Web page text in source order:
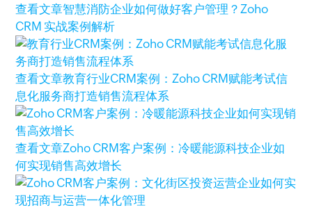
查看文章智慧消防企业如何做好客户管理？Zoho
CRM 实战案例解析
查看文章教育行业CRM案例：Zoho CRM赋能考试信
息化服务商打造销售流程体系
查看文章Zoho CRM客户案例：冷暖能源科技企业如
何实现销售高效增长